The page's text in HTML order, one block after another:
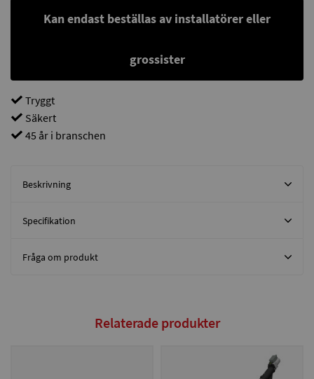
Kan endast beställas av installatörer eller
grossister
Tryggt
Säkert
45 år i branschen
Beskrivning
Specifikation
Fråga om produkt
Relaterade produkter